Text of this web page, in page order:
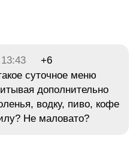
+6
суточное меню
дополнительно
водку, пиво, кофе
Не маловато?